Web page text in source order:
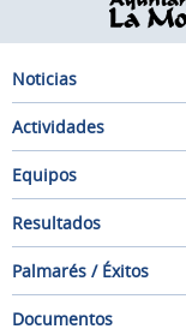
Noticias
Actividades
Equipos
Resultados
Palmarés / Éxitos
Documentos